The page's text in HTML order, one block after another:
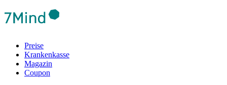
Preise
Krankenkasse
Magazin
Coupon